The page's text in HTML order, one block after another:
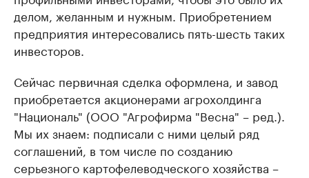
делом, желанным и нужным. Приобретением
предприятия интересовались пять-шесть таких
инвесторов.
Сейчас первичная сделка оформлена, и завод
приобретается акционерами агрохолдинга
"Националь" (ООО "Агрофирма "Весна" – ред.).
Мы их знаем: подписали с ними целый ряд
соглашений, в том числе по созданию
серьезного картофелеводческого хозяйства –